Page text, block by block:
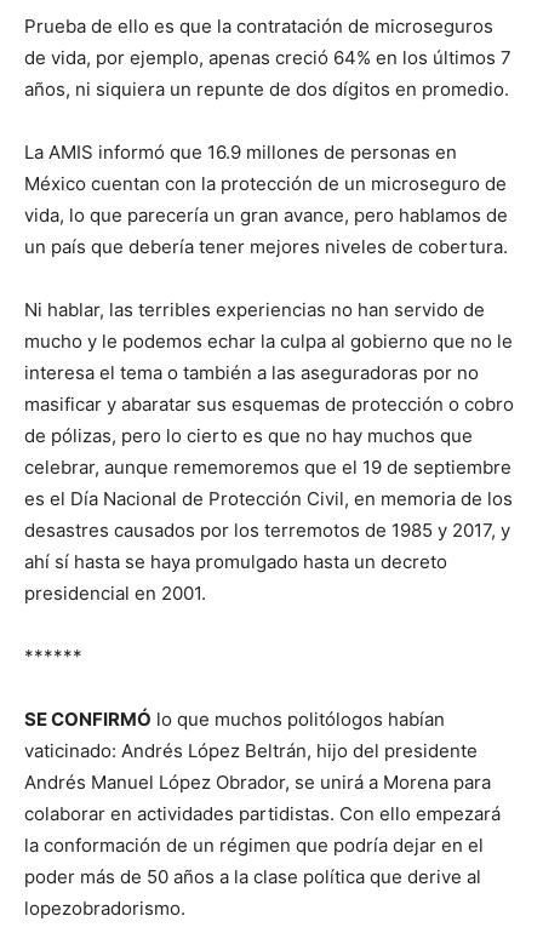
Prueba de ello es que la contratación de microseguros
de vida, por ejemplo, apenas creció 64% en los últimos 7
años, ni siquiera un repunte de dos dígitos en promedio.
La AMIS informó que 16.9 millones de personas en
México cuentan con la protección de un microseguro de
vida, lo que parecería un gran avance, pero hablamos de
un país que debería tener mejores niveles de cobertura.
Ni hablar, las terribles experiencias no han servido de
mucho y le podemos echar la culpa al gobierno que no le
interesa el tema o también a las aseguradoras por no
masificar y abaratar sus esquemas de protección o cobro
de pólizas, pero lo cierto es que no hay muchos que
celebrar, aunque rememoremos que el 19 de septiembre
es el Día Nacional de Protección Civil, en memoria de los
desastres causados por los terremotos de 1985 y 2017, y
ahí sí hasta se haya promulgado hasta un decreto
presidencial en 2001.
******
SE CONFIRMÓ lo que muchos politólogos habían
vaticinado: Andrés López Beltrán, hijo del presidente
Andrés Manuel López Obrador, se unirá a Morena para
colaborar en actividades partidistas. Con ello empezará
la conformación de un régimen que podría dejar en el
poder más de 50 años a la clase política que derive al
lopezobradorismo.